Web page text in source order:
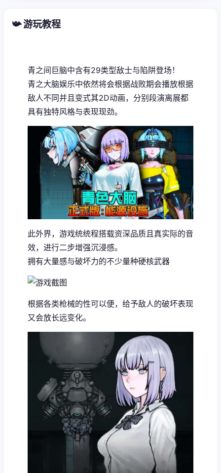
📯 游玩教程
青之间巨脑中含有29类型敌士与陷阱登场！
青之大脑娱乐中依然将会根据战败期会播放根据
敌人不同并且变式其2D动画，分别段演离展都
具有独特风格与表现现劲。
此外界，游戏统统程搭载资深品质且真实际的音
效，进行二步增强沉浸感。
拥有大量感与破坏力的不少量种硬核武器
根据各类枪械的性可以便，给予敌人的破坏表现
又会放长远变化。